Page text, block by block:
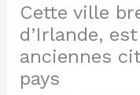
Cette ville
d’Irlande,
anciennes
pays